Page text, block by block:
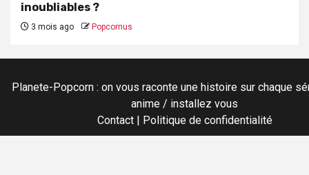
inoubliables ?
3 mois ago Popcornus
Planete-Popcorn : on vous raconte une histoire sur chaque
anime / installez vous
Contact| Politique de confidentialité